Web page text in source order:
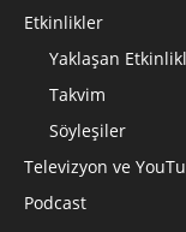
Etkinlikler
Yaklaşan
Takvim
Söyleşiler
Televizyon ve
Podcast